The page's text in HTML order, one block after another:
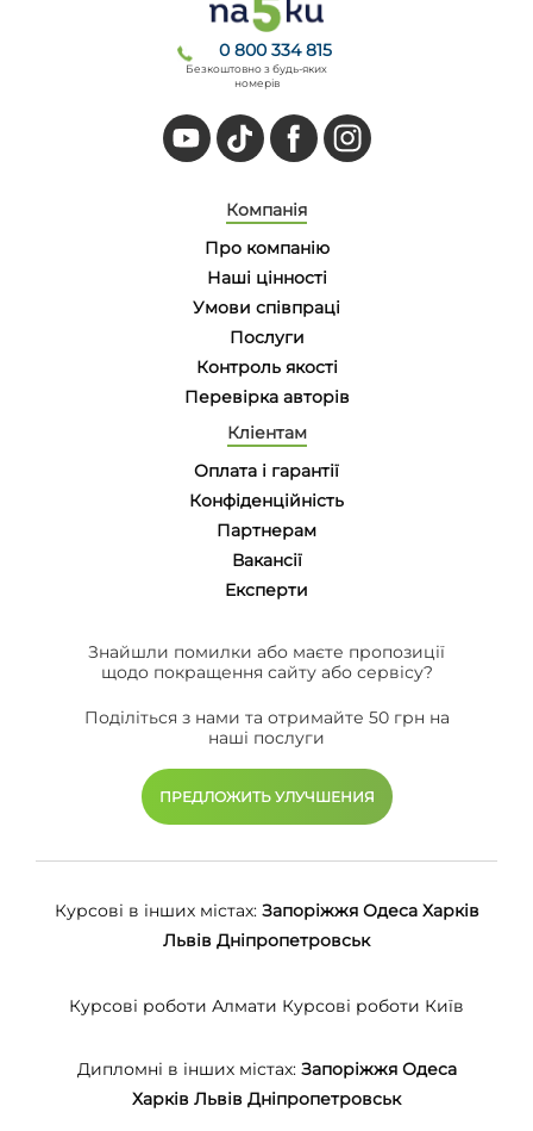
0 800 334 815
Безкоштовно з будь-яких
номерів
Компанія
Про компанію
Наші цінності
Умови співпраці
Послуги
Контроль якості
Перевірка авторів
Кліентам
Оплата і гарантії
Конфіденційність
Партнерам
Вакансії
Eксперти
Знайшли помилки або маєте пропозиції
щодо покращення сайту або сервісу?
Поділіться з нами та отримайте 50 грн на
наші послуги
ПРЕДЛОЖИТЬ УЛУЧШЕНИЯ
Курсові в інших містах: Запоріжжя Одеса Харків
Львів Дніпропетровськ
Курсові роботи Алмати Курсові роботи Київ
Дипломні в інших містах: Запоріжжя Одеса
Харків Львів Дніпропетровськ